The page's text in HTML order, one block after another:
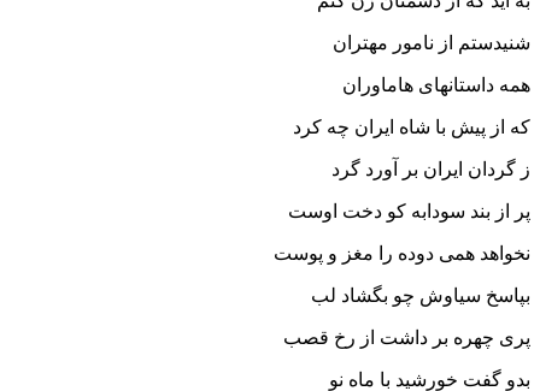
شنیدستم از نامور مهتران
همه داستانهاى هاماوران‏
که از پیش با شاه ایران چه کرد
ز گردان ایران بر آورد گرد
پر از بند سودابه کو دخت اوست
نخواهد همى دوده را مغز و پوست‏
بپاسخ سیاوش چو بگشاد لب
پرى چهره بر داشت از رخ قصب‏
بدو گفت خورشید با ماه نو